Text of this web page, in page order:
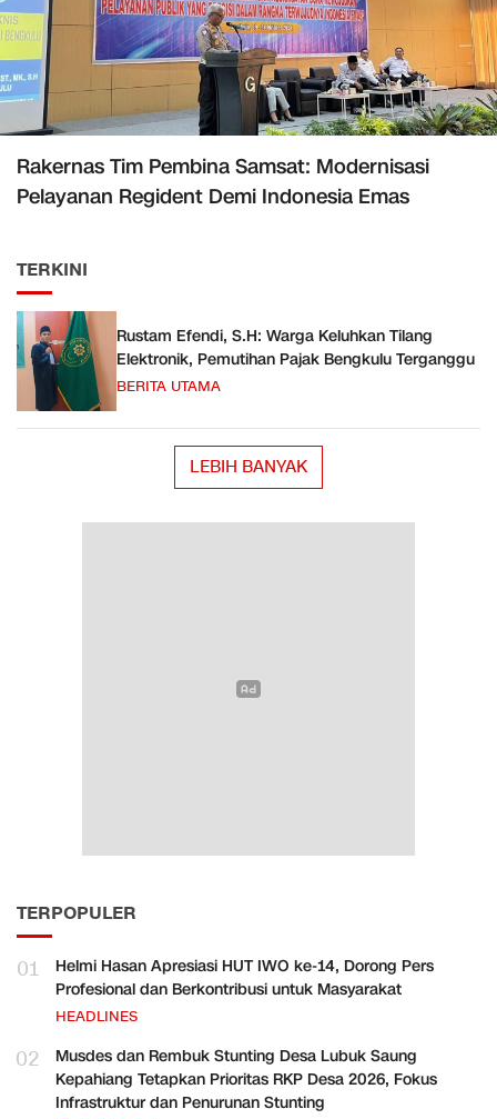
Rakernas Tim Pembina Samsat: Modernisasi
Pelayanan Regident Demi Indonesia Emas
TERKINI
Rustam Efendi, S.H: Warga Keluhkan Tilang
Elektronik, Pemutihan Pajak Bengkulu Terganggu
BERITA UTAMA
LEBIH BANYAK
TERPOPULER
01
Helmi Hasan Apresiasi HUT IWO ke-14, Dorong Pers
Profesional dan Berkontribusi untuk Masyarakat
HEADLINES
02
Musdes dan Rembuk Stunting Desa Lubuk Saung
Kepahiang Tetapkan Prioritas RKP Desa 2026, Fokus
Infrastruktur dan Penurunan Stunting